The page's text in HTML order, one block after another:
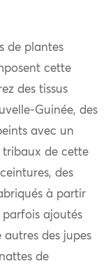
de plantes
cette
des tissus
Guinée, des
avec un
tribaux de cette
des
à partir
parfois ajoutés
autres des jupes
de